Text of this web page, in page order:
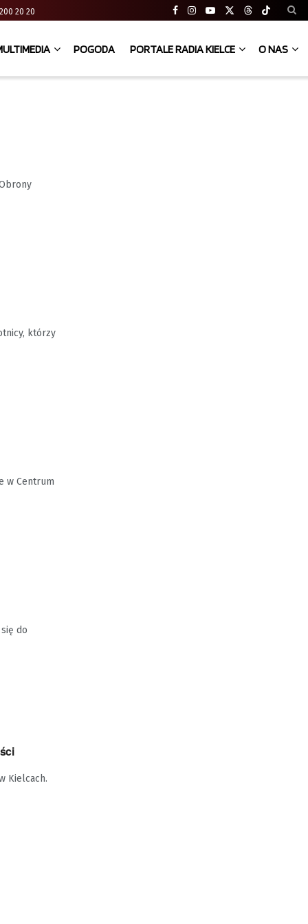
200 20 20
POGODA PORTALE RADIA KIELCE O NAS
którzy
w Centrum
do
Kielcach.